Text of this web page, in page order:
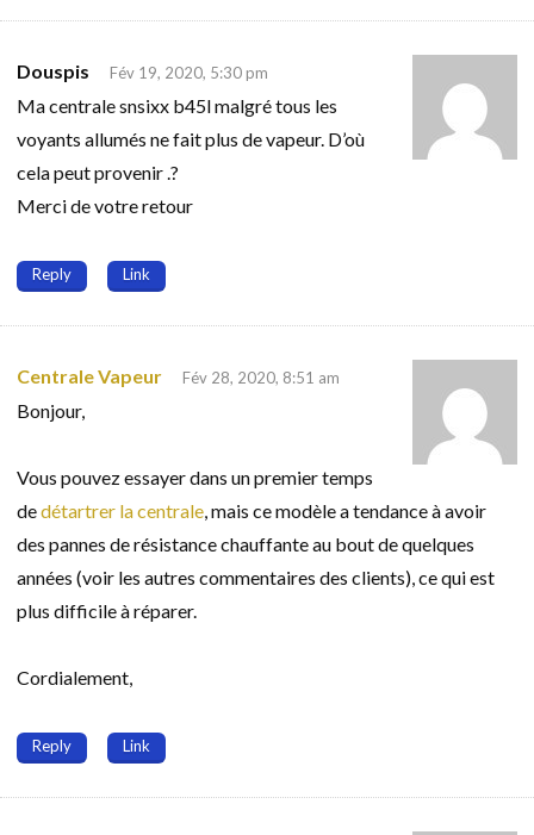
Douspis Fév 19, 2020, 5:30 pm
Ma centrale snsixx b45l malgré tous les
voyants allumés ne fait plus de vapeur. D’où
cela peut provenir .?
Merci de votre retour
Reply Link
Centrale Vapeur Fév 28, 2020, 8:51 am
Bonjour,
Vous pouvez essayer dans un premier temps
dedétartrer la centrale, mais ce modèle a tendance à avoir
des pannes de résistance chauffante au bout de quelques
années (voir les autres commentaires des clients), ce qui est
plus difficile à réparer.
Cordialement,
Reply Link